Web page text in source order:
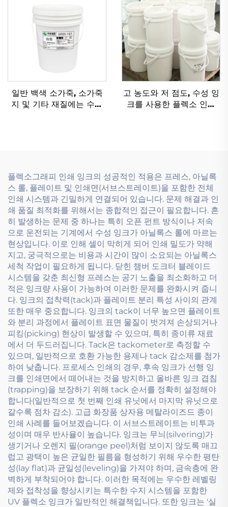
일반 백색 소가죽, 소가죽
지 및 기타 재질에는 수성
고 농도와 저 점도, 수성 잉
크를 사용한 플렉소 인쇄
플렉소그래피 인쇄 잉크의 성공적인 적용은 프레스, 아닐록
스 롤, 플레이트 및 인쇄면(서브스트레이트)을 포함한 전체
인쇄 시스템과 긴밀하게 연결되어 있습니다. 문제 해결과 인
쇄 품질 최적화를 위해서는 종합적인 접근이 필요합니다. 흔
히 발생하는 문제 중 하나는 특히 오픈 펀트 방식이나 저속
으로 운전되는 기계에서 수성 잉크가 아닐록스 롤에 마르는
현상입니다. 이로 인해 셀이 막히게 되어 인쇄 밀도가 약해
지고, 궁극적으로는 비용과 시간이 많이 소요되는 아닐록스
세척 작업이 필요하게 됩니다. 닫힌 챔버 도크터 블레이드
시스템을 갖춘 최신형 프레스는 공기 노출을 최소화하고 더
적은 잉크량 사용이 가능하여 이러한 문제를 완화시켜 줍니
다. 잉크의 접착력(tack)과 플레이트 분리 특성 사이의 관계
또한 매우 중요합니다. 잉크의 tack이 너무 높으면 플레이트
와 분리 과정에서 플레이트 표면 물질이 벗겨져 손상되거나
피킹(picking) 현상이 발생할 수 있으며, 특히 종이류 재료
에서 더 두드러집니다. Tack은 tackometer로 측정할 수
있으며, 일반적으로 호환 가능한 용제나 tack 감소제를 첨가
하여 낮춥니다. 프로세스 인쇄의 경우, 후속 잉크가 선행 잉
크를 인쇄면에서 떼어내는 것을 방지하고 올바른 잉크 겹침
(trapping)을 보장하기 위해 tack 순서를 정확히 설정해야
합니다(일반적으로 첫 번째 인쇄 유닛에서 마지막 유닛으로
갈수록 점차 감소). 고급 화장품 상자용 메탈라이즈드 종이
인쇄 사례를 들어보겠습니다. 이 서브스트레이트는 비투과
성이며 매우 반사율이 높습니다. 잉크는 무늬(silvering)가
생기거나 오렌지 필(orange peel)처럼 보이지 않도록 매끄
럽고 광택이 높은 균일한 필름을 형성하기 위해 우수한 평탄
성(lay flat)과 균일성(leveling)을 가져야 하며, 금속층에 완
벽하게 부착되어야 합니다. 이러한 목적에는 우수한 레벨링
제와 접착성을 향상시키는 특수한 수지 시스템을 포함한
UV 플렉소 잉크가 일반적인 해결책입니다. 또한 잉크는 '실